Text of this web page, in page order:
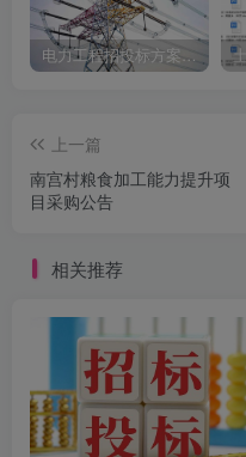
电力工程招投标方案模板
上一篇
南宫村粮食加工能力提升项
目采购公告
相关推荐